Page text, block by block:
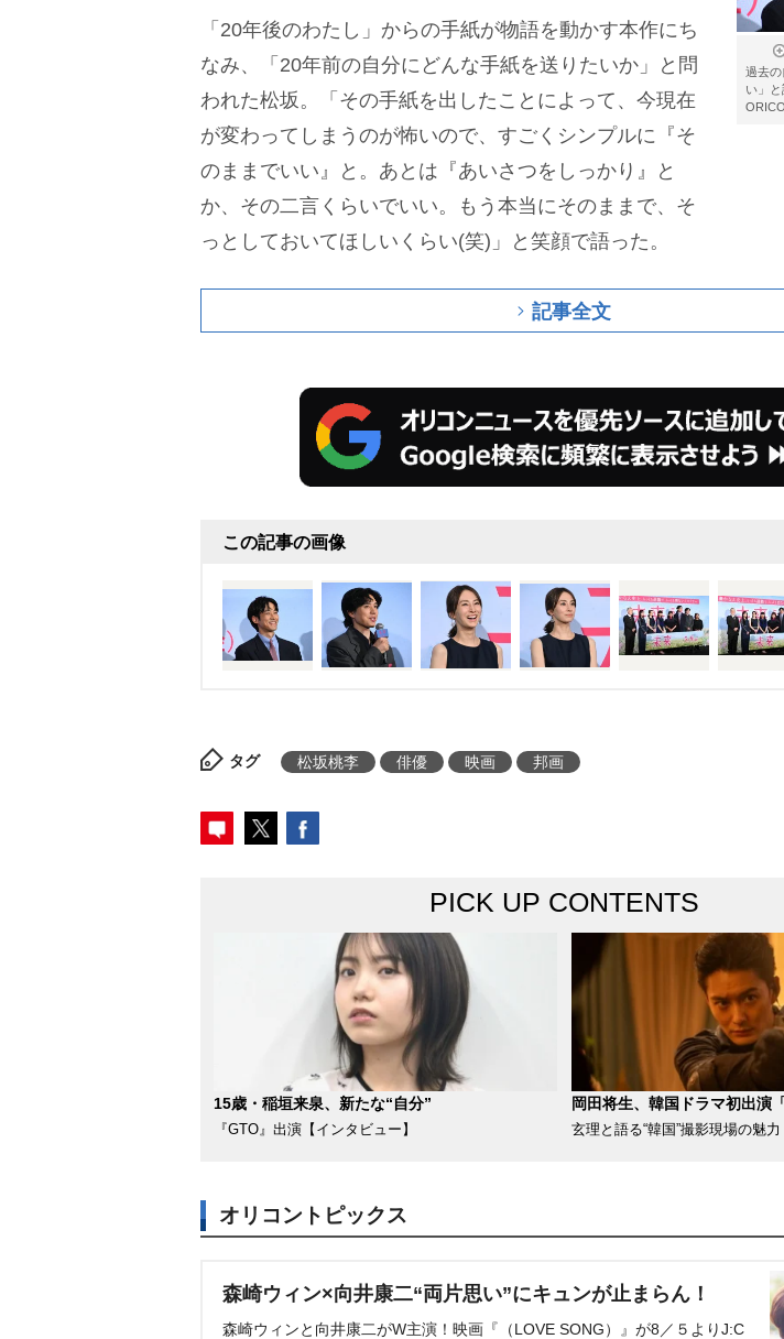
過去の
い」と
「20年後のわたし」からの手紙が物語を動かす本作にち
なみ、「20年前の自分にどんな手紙を送りたいか」と問
われた松坂。「その手紙を出したことによって、今現在
が変わってしまうのが怖いので、すごくシンプルに『そ
のままでいい』と。あとは『あいさつをしっかり』と
か、その二言くらいでいい。もう本当にそのままで、そ
っとしておいてほしいくらい(笑)」と笑顔で語った。
記事全文
この記事の画像
タグ 松坂桃李 俳優 映画 邦画
PICK UP CONTENTS
15歳・稲垣来泉、新たな“自分”
『GTO』出演【インタビュー】
岡田将生、韓国ドラマ初出演
玄理と語る“韓国”撮影現場の魅力
オリコントピックス
森崎ウィン×向井康二“両片思い”にキュンが止まらん！
森崎ウィンと向井康二がW主演！映画『（LOVE SONG）』が8／５よりJ:C